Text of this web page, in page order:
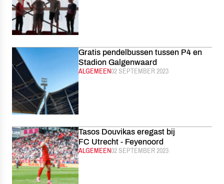
Gratis pendelbussen tussen P4 en
Stadion Galgenwaard
CATEGORIE:
ALGEMEENGEPUBLICEERD:
02 SEPTEMBER 2023
Tasos Douvikas eregast bij
FC Utrecht - Feyenoord
CATEGORIE:
ALGEMEENGEPUBLICEERD:
02 SEPTEMBER 2023